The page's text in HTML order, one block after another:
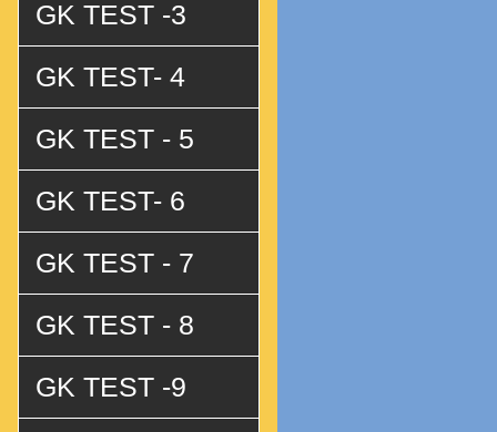
GK TEST -3
GK TEST- 4
GK TEST - 5
GK TEST- 6
GK TEST - 7
GK TEST - 8
GK TEST -9